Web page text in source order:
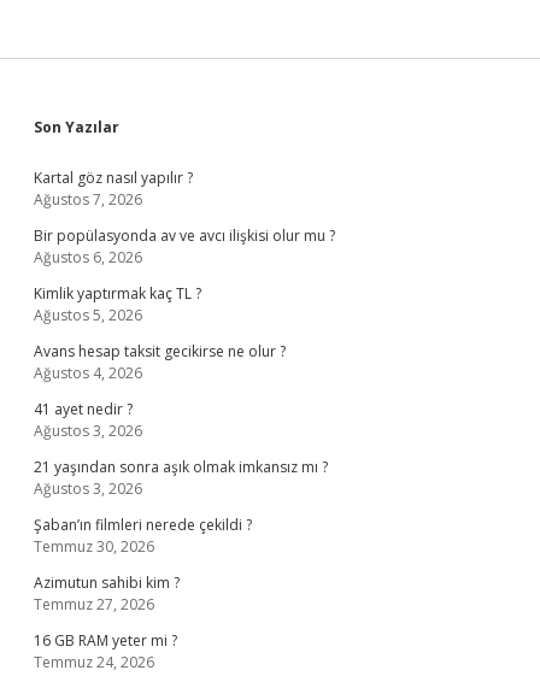
Sidebar
Son Yazılar
Kartal göz nasıl yapılır ?
Ağustos 7, 2026
Bir popülasyonda av ve avcı ilişkisi olur mu ?
Ağustos 6, 2026
Kimlik yaptırmak kaç TL ?
Ağustos 5, 2026
Avans hesap taksit gecikirse ne olur ?
Ağustos 4, 2026
41 ayet nedir ?
Ağustos 3, 2026
21 yaşından sonra aşık olmak imkansız mı ?
Ağustos 3, 2026
Şaban’ın filmleri nerede çekildi ?
Temmuz 30, 2026
Azimutun sahibi kim ?
Temmuz 27, 2026
16 GB RAM yeter mi ?
Temmuz 24, 2026